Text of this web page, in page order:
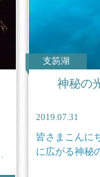
支笏湖
神秘の
2019.07.31
皆さまこんに
に広がる神秘